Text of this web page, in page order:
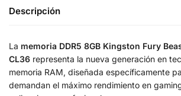
Descripción
La memoria DDR5 8GB Kingston Fury
CL36 representa la nueva generación en
memoria RAM, diseñada específicamente
demandan el máximo rendimiento en